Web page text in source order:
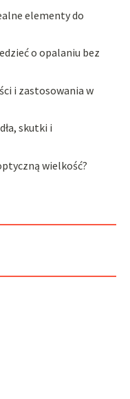
elementy do
o opalaniu bez
i zastosowania w
skutki i
wielkość?